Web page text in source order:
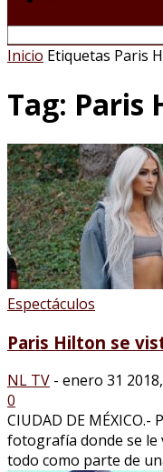
Inicio Etiquetas Paris
Tag: Paris
Espectáculos
Paris Hilton se
NL TV - enero 31
0
CIUDAD DE
fotografía donde se le
todo como parte de